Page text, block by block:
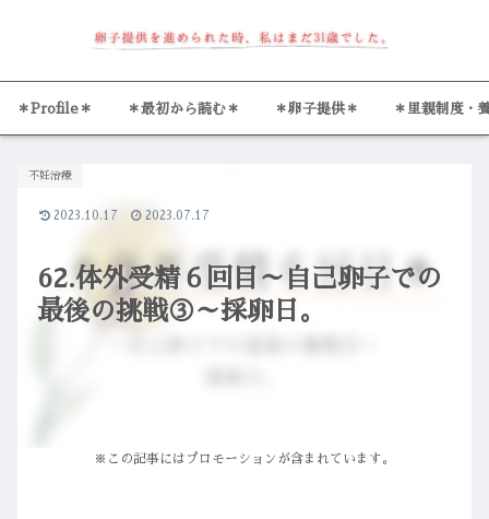
＊Profile＊ ＊最初から読む＊ ＊卵子提供＊ ＊里親制度・
62.体外受精６回目～自己卵子での
最後の挑戦③～採卵日。
不妊治療
2023.10.17 2023.07.17
※この記事にはプロモーションが含まれています。